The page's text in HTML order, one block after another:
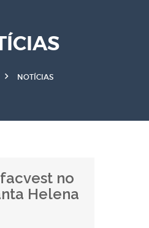
NOTÍCIAS
no
Helena